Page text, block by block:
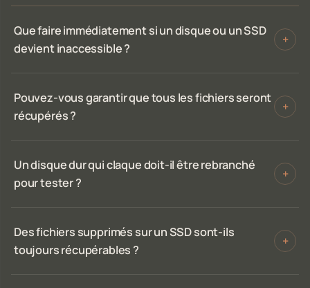
Que faire immédiatement si un disque ou un SSD
devient inaccessible ?
+
Pouvez-vous garantir que tous les fichiers seront
récupérés ?
+
Un disque dur qui claque doit-il être rebranché
pour tester ?
+
Des fichiers supprimés sur un SSD sont-ils
toujours récupérables ?
+